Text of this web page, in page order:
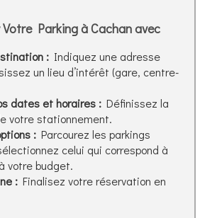
Parking à Cachan avec
: Indiquez une adresse
un lieu d’intérêt (gare, centre-
dates et horaires : Définissez la
votre stationnement.
: Parcourez les parkings
celui qui correspond à
votre budget.
: Finalisez votre réservation en